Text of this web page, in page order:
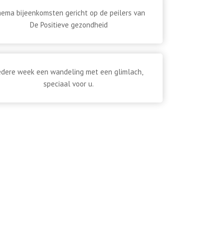
bijeenkomsten gericht op de peilers van
De Positieve gezondheid
week een wandeling met een glimlach,
speciaal voor u.